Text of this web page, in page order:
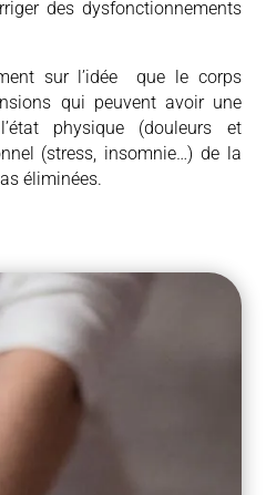
des dysfonctionnements
sur l’idée que le corps
qui peuvent avoir une
physique (douleurs et
(stress, insomnie…) de la
éliminées.